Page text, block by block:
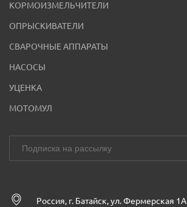
КОРМОИЗМЕЛЬЧИТЕЛИ
ОПРЫСКИВАТЕЛИ
СВАРОЧНЫЕ АППАРАТЫ
НАСОСЫ
УЦЕНКА
МОТОМУЛ
Россия, г. Батайск, ул. Фермерская 1А